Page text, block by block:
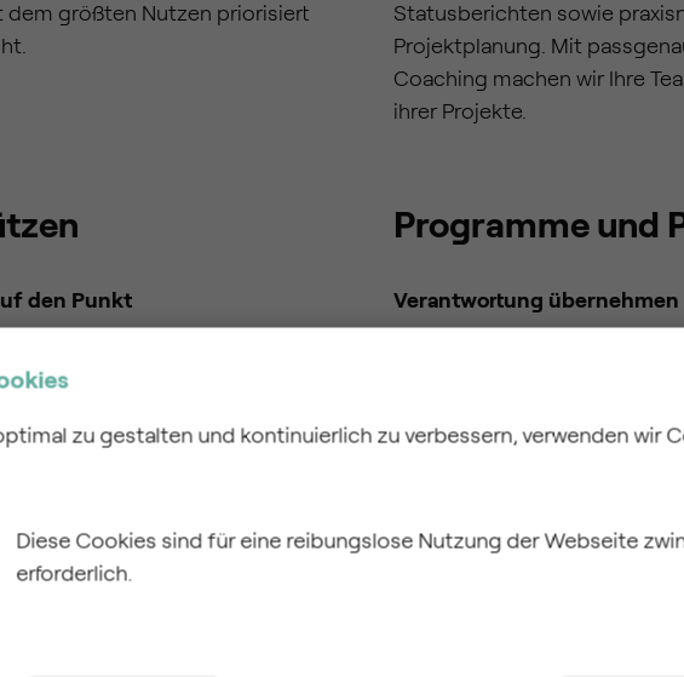
dem größten Nutzen priorisiert
Statusberichten sowie
Projektplanung. Mit
Coaching machen wir Ihre
ihrer Projekte.
den Punkt
auf klarer Steuerung und
die strukturierte
und
prägnante
Stakeholder. So
und Informationen
Programme und
Verantwortung übernehmen
Ob in der
Projektmanagement-
Handlungsbedarf jederzeit
zu gestalten und kontinuierlich zu verbessern, verwenden wir
Diese Cookies sind für eine reibungslose Nutzung der Webseite
erforderlich.